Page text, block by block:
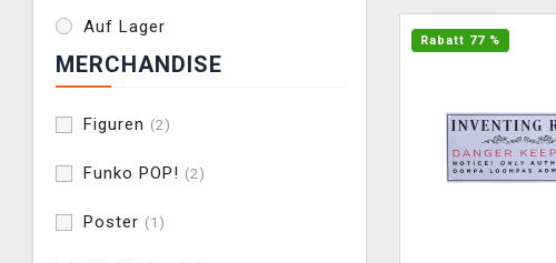
Auf Lager
MERCHANDISE
Figuren (2)
Funko POP! (2)
Poster (1)
Rabatt 77 %